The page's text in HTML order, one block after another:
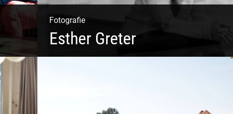
Fotografie
Esther Greter